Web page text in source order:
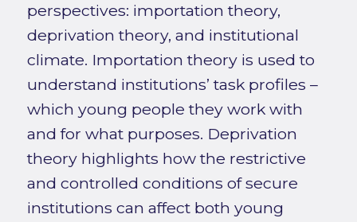
perspectives: importation theory,
deprivation theory, and institutional
climate. Importation theory is used to
understand institutions’ task profiles –
which young people they work with
and for what purposes. Deprivation
theory highlights how the restrictive
and controlled conditions of secure
institutions can affect both young